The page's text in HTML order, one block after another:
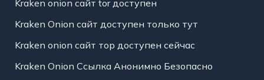
Kraken onion сайт tor доступен
Kraken Onion сайт доступен только тут
Kraken onion сайт тор доступен сейчас
Kraken Onion Ссылка Анонимно Безопасно